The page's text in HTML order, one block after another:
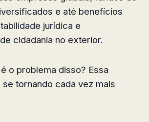
e até benefícios
jurídica e
cidadania no exterior.
o problema disso? Essa
tornando cada vez mais